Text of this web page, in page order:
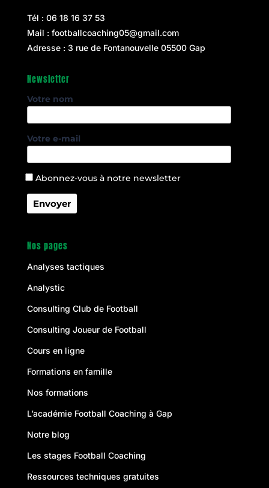
Tél : 06 18 16 37 53
Mail : footballcoaching05@gmail.com
Adresse : 3 rue de Fontanouvelle 05500 Gap
Newsletter
Votre nom
Votre e-mail
Abonnez-vous à notre newsletter
Nos pages
Analyses tactiques
Analystic
Consulting Club de Football
Consulting Joueur de Football
Cours en ligne
Formations en famille
Nos formations
L’académie Football Coaching à Gap
Notre blog
Les stages Football Coaching
Ressources techniques gratuites